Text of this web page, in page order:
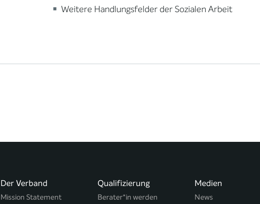
Weitere Handlungsfelder der Sozialen Arbeit
Der Verband
Mission Statement
Qualifizierung
Berater*in werden
Medien
News